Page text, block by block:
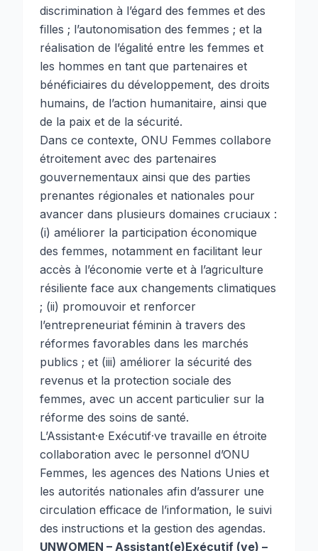
discrimination à l’égard des femmes et des
filles ; l’autonomisation des femmes ; et la
réalisation de l’égalité entre les femmes et
les hommes en tant que partenaires et
bénéficiaires du développement, des droits
humains, de l’action humanitaire, ainsi que
de la paix et de la sécurité.
Dans ce contexte, ONU Femmes collabore
étroitement avec des partenaires
gouvernementaux ainsi que des parties
prenantes régionales et nationales pour
avancer dans plusieurs domaines cruciaux :
(i) améliorer la participation économique
des femmes, notamment en facilitant leur
accès à l’économie verte et à l’agriculture
résiliente face aux changements climatiques
; (ii) promouvoir et renforcer
l’entrepreneuriat féminin à travers des
réformes favorables dans les marchés
publics ; et (iii) améliorer la sécurité des
revenus et la protection sociale des
femmes, avec un accent particulier sur la
réforme des soins de santé.
L’Assistant·e Exécutif·ve travaille en étroite
collaboration avec le personnel d’ONU
Femmes, les agences des Nations Unies et
les autorités nationales afin d’assurer une
circulation efficace de l’information, le suivi
des instructions et la gestion des agendas.
UNWOMEN – Assistant(e)Exécutif (ve) –